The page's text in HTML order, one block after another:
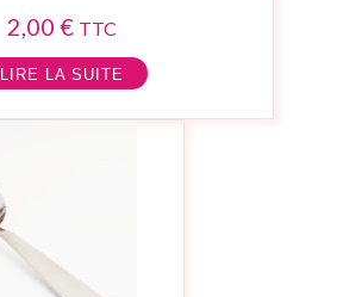
2,00 € TTC
LIRE LA SUITE